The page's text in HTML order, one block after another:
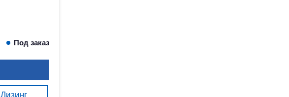
Под заказ
Лизинг